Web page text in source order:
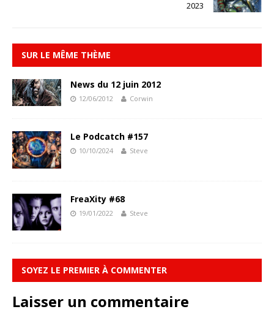
2023
SUR LE MÊME THÈME
News du 12 juin 2012
12/06/2012 Corwin
Le Podcatch #157
10/10/2024 Steve
FreaXity #68
19/01/2022 Steve
SOYEZ LE PREMIER À COMMENTER
Laisser un commentaire